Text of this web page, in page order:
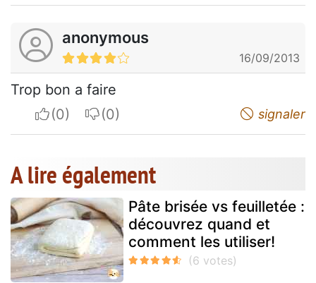
anonymous
16/09/2013
Trop bon a faire
I apreciateI do not appreciate signaler
A lire également
Pâte brisée vs feuilletée :
découvrez quand et
comment les utiliser!